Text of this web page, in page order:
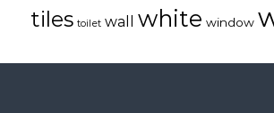
tiles toilet wall white window